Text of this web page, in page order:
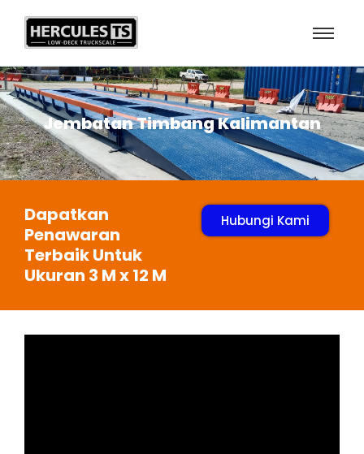
Jembatan Timbang Kalimantan
Dapatkan
Penawaran
Terbaik Untuk
Ukuran 3 M x 12 M
Hubungi Kami